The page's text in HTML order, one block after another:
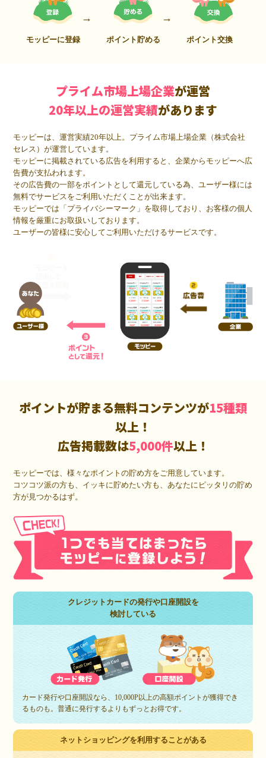
モッピーに登録 ポイント貯める ポイント交換
プライム市場上場企業が運営
20年以上の運営実績があります
モッピーは、運営実績20年以上。プライム市場上場企業（株式会社
セレス）が運営しています。
モッピーに掲載されている広告を利用すると、企業からモッピーへ広
告費が支払われます。
その広告費の一部をポイントとして還元している為、ユーザー様には
無料でサービスをご利用いただくことが出来ます。
モッピーでは「プライバシーマーク」を取得しており、お客様の個人
情報を厳重にお取扱いしております。
ユーザーの皆様に安心してご利用いただけるサービスです。
ポイントが貯まる無料コンテンツが15種類
以上！
広告掲載数は5,000件以上！
モッピーでは、様々なポイントの貯め方をご用意しています。
コツコツ派の方も、イッキに貯めたい方も、あなたにピッタリの貯め
方が見つかるはず。
クレジットカードの発行や口座開設を
検討している
カード発行や口座開設なら、10,000P以上の高額ポイントが獲得でき
るものも。普通に発行するよりもずっとお得です。
ネットショッピングを利用することがある